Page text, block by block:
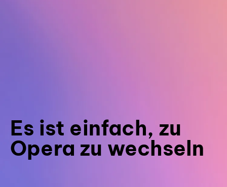
Es ist einfach, zu
Opera zu wechseln